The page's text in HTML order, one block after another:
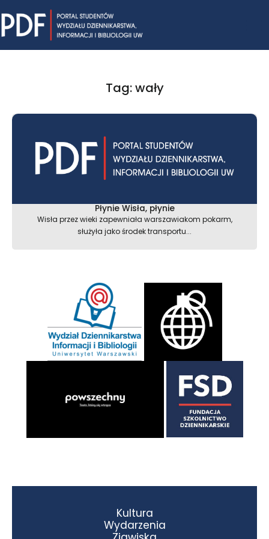
to
content
Tag: wały
Płynie Wisła, płynie
Wisła przez wieki zapewniała warszawiakom pokarm,
służyła jako środek transportu...
Kultura
Wydarzenia